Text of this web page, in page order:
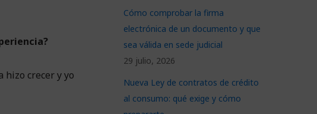
hizo crecer y yo
Cómo comprobar la firma
electrónica de un documento y que
sea válida en sede judicial
29 julio, 2026
Nueva Ley de contratos de crédito
al consumo: qué exige y cómo